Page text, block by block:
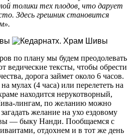
толики тех плодов, что дарует
Здесь грешник становится
».
по плану мы будем преодолевать
ведические тексты, чтобы обрести
дорога займет около 6 часов.
мулах (4 часа) или перелететь на
находится нерукотворный,
лингам, по желанию можно
желание на ухо ездовому
— быку Нанди. Пообщаемся с
отдохнем и в тот же день